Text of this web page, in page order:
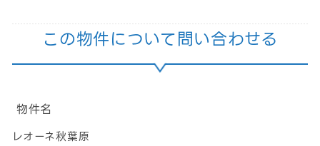
この物件について問い合わせる
物件名
レオーネ秋葉原